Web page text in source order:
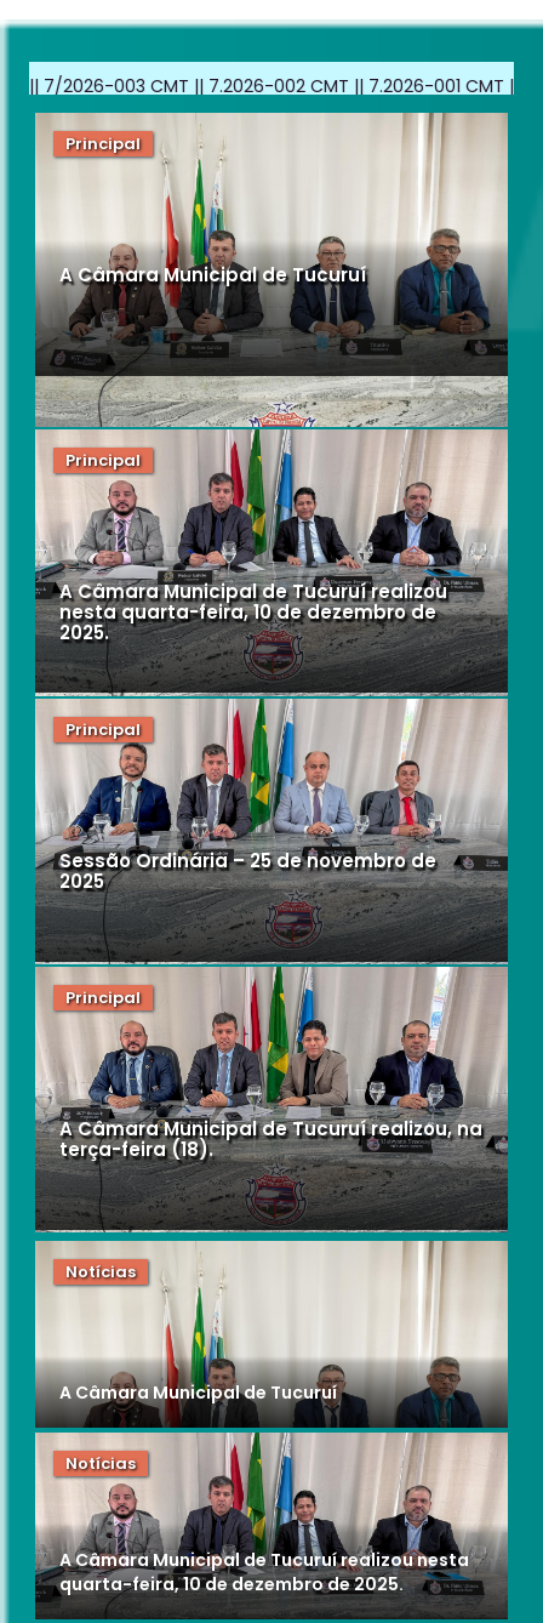
CMT ||7.2026-002 CMT ||7.2026-001 CMT ||
Principal
A Câmara Municipal de Tucuruí
Principal
A Câmara Municipal de Tucuruí realizou
nesta quarta-feira, 10 de dezembro de
2025.
Principal
Sessão Ordinária – 25 de novembro de
2025
Principal
A Câmara Municipal de Tucuruí realizou, na
terça-feira (18).
Notícias
A Câmara Municipal de Tucuruí
Notícias
A Câmara Municipal de Tucuruí realizou nesta
quarta-feira, 10 de dezembro de 2025.